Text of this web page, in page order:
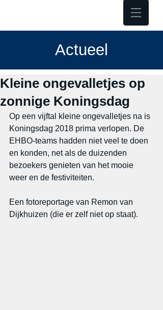
Actueel
Kleine ongevalletjes op
zonnige Koningsdag
Op een vijftal kleine ongevalletjes na is
Koningsdag 2018 prima verlopen. De
EHBO-teams hadden niet veel te doen
en konden, net als de duizenden
bezoekers genieten van het mooie
weer en de festiviteiten.
Een fotoreportage van Remon van
Dijkhuizen (die er zelf niet op staat).